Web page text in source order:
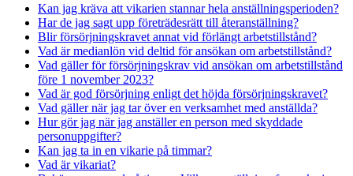
Kan jag kräva att vikarien stannar hela anställningsperioden?
Har de jag sagt upp företrädesrätt till återanställning?
Blir försörjningskravet annat vid förlängt arbetstillstånd?
Vad är medianlön vid deltid för ansökan om arbetstillstånd?
Vad gäller för försörjningskrav vid ansökan om arbetstillstånd
före 1 november 2023?
Vad är god försörjning enligt det höjda försörjningskravet?
Vad gäller när jag tar över en verksamhet med anställda?
Hur gör jag när jag anställer en person med skyddade
personuppgifter?
Kan jag ta in en vikarie på timmar?
Vad är vikariat?